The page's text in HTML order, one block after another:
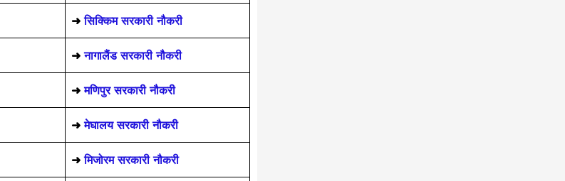
➜ सिक्किम सरकारी नौकरी
➜ नागालैंड सरकारी नौकरी
➜ मणिपुर सरकारी नौकरी
➜ मेघालय सरकारी नौकरी
➜मिजोरम सरकारी नौकरी